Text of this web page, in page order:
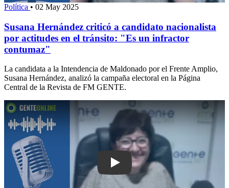
Política • 02 May 2025
Susana Hernández criticó a candidato nacionalista
por actitudes en el tránsito: "Es un infractor
contumaz"
La candidata a la Intendencia de Maldonado por el Frente Amplio,
Susana Hernández, analizó la campaña electoral en la Página
Central de la Revista de FM GENTE.
Play: Susana Hernández se sintió